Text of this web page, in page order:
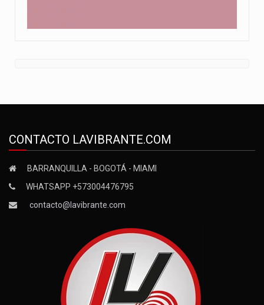
CONTACTO LAVIBRANTE.COM
BARRANQUILLA - BOGOTÁ - MIAMI
WHATSAPP +573004476795
contacto@lavibrante.com